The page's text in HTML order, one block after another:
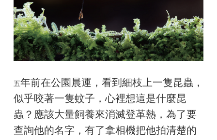
五年前在公園晨運，看到細枝上一隻昆蟲，
似乎咬著一隻蚊子，心裡想這是什麼昆
蟲？應該大量飼養來消滅登革熱，為了要
查詢他的名字，有了拿相機把他拍清楚的